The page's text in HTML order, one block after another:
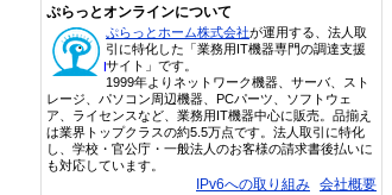
ぷらっとオンラインについて
ぷらっとホーム株式会社が運用する、法人取
引に特化した「業務用IT機器専門の調達支援
サイト」です。
1999年よりネットワーク機器、サーバ、スト
レージ、パソコン周辺機器、PCパーツ、ソフトウェ
ア、ライセンスなど、業務用IT機器中心に販売。品揃え
は業界トップクラスの約5.5万点です。法人取引に特化
し、学校・官公庁・一般法人のお客様の請求書後払いに
も対応しています。
IPv6への取り組み 会社概要